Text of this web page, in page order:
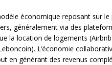
économique reposant sur le
généralement via des
la location de logements
L’économie
en générant des revenus